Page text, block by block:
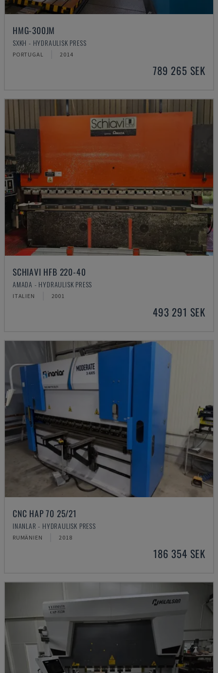
HMG-300JM
SXKH - HYDRAULISK PRESS
PORTUGAL 2014
789 265 SEK
SCHIAVI HFB 220-40
AMADA - HYDRAULISK PRESS
ITALIEN 2001
493 291 SEK
CNC HAP 70 25/21
INANLAR - HYDRAULISK PRESS
RUMÄNIEN 2018
186 354 SEK